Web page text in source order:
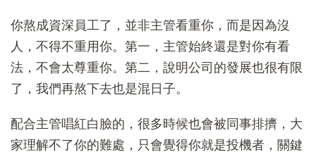
你熬成資深員工了，並非主管看重你，而是因為沒
人，不得不重用你。第一，主管始終還是對你有看
法，不會太尊重你。第二，說明公司的發展也很有限
了，我們再熬下去也是混日子。
配合主管唱紅白臉的，很多時候也會被同事排擠，大
家理解不了你的難處，只會覺得你就是投機者，關鍵